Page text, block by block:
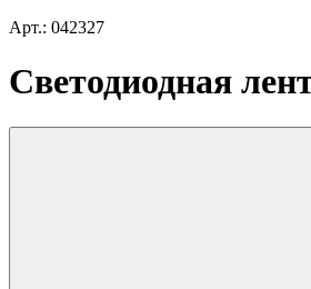
Арт.: 042327
Светодиодная